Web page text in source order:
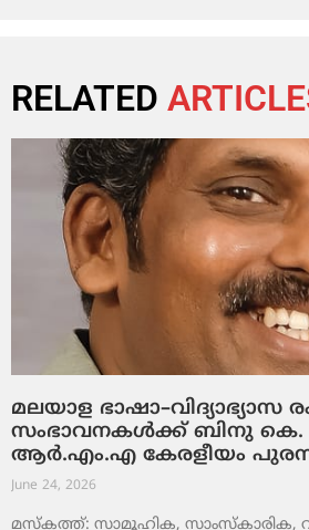
RELATED
മലയാള ഭാഷാ–വിദ്യാഭ്യാസ
സംഭാവനകൾക്ക് ബിനു കെ.
ആർ.എം.എ കേരളീയം
June 24, 2026
മസ്കത്ത്: സാമൂഹിക, സാംസ്‌കാരിക,